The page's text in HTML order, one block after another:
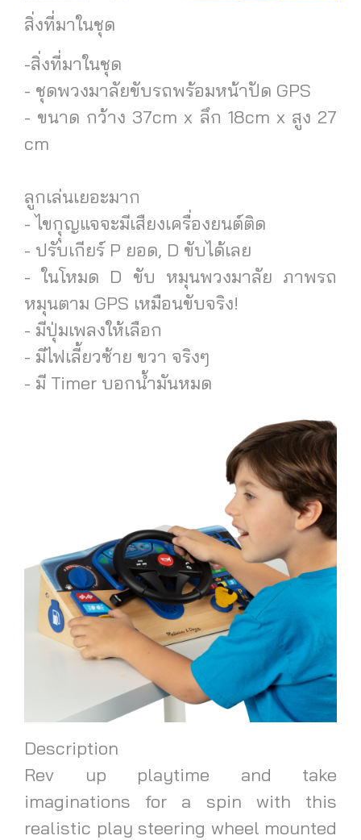
สิ่งที่มาในชุด
-สิ่งที่มาในชุด
- ชุดพวงมาลัยขับรถพร้อมหน้าปัด GPS
- ขนาด กว้าง 37cm x ลึก 18cm x สูง 27
cm
ลูกเล่นเยอะมาก
- ไขกุุญแจจะมีเสืยงเครื่องยนต์ติด
- ปรับเกียร์ P ยอด, D ขับได้เลย
- ในโหมด D ขับ หมุนพวงมาลัย ภาพรถ
หมุนตาม GPS เหมือนขับจริง!
- มีปุ่มเพลงให้เลือก
- มีไฟเลี้ยวซ้าย ขวา จริงๆ
- มี Timer บอกน้ำมันหมด
Description
Rev up playtime and take
imaginations for a spin with this
realistic play steering wheel mounted